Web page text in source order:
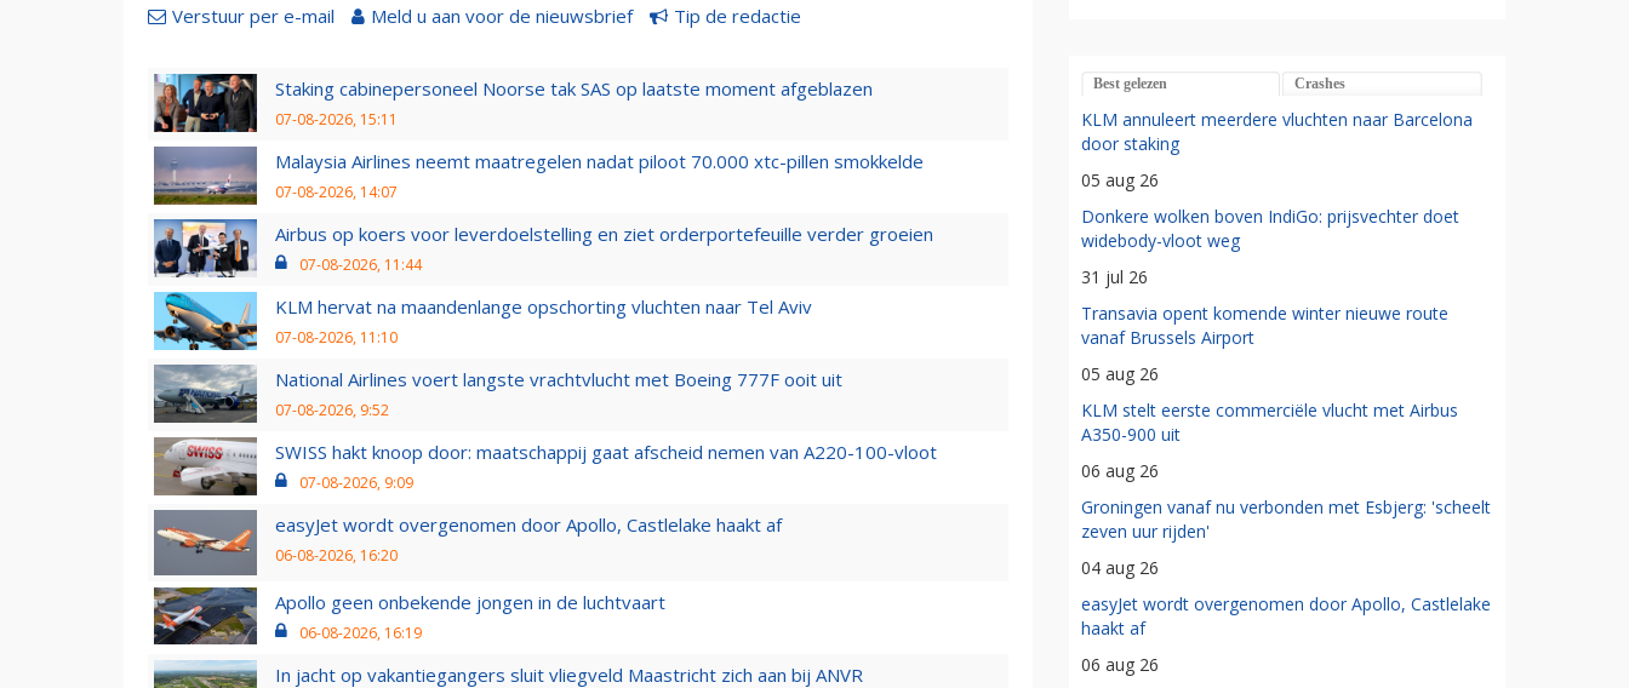
Verstuur per e-mail Meld u aan voor de nieuwsbrief Tip de redactie
Staking cabinepersoneel Noorse tak SAS op laatste moment afgeblazen
07-08-2026, 15:11
Malaysia Airlines neemt maatregelen nadat piloot 70.000 xtc-pillen smokkelde
07-08-2026, 14:07
Airbus op koers voor leverdoelstelling en ziet orderportefeuille verder groeien
07-08-2026, 11:44
KLM hervat na maandenlange opschorting vluchten naar Tel Aviv
07-08-2026, 11:10
National Airlines voert langste vrachtvlucht met Boeing 777F ooit uit
07-08-2026, 9:52
SWISS hakt knoop door: maatschappij gaat afscheid nemen van A220-100-vloot
07-08-2026, 9:09
easyJet wordt overgenomen door Apollo, Castlelake haakt af
06-08-2026, 16:20
Apollo geen onbekende jongen in de luchtvaart
06-08-2026, 16:19
In jacht op vakantiegangers sluit vliegveld Maastricht zich aan bij ANVR
Best gelezen Crashes
KLM annuleert meerdere vluchten naar Barcelona
door staking
05 aug 26
Donkere wolken boven IndiGo: prijsvechter doet
widebody-vloot weg
31 jul 26
Transavia opent komende winter nieuwe route
vanaf Brussels Airport
05 aug 26
KLM stelt eerste commerciële vlucht met Airbus
A350-900 uit
06 aug 26
Groningen vanaf nu verbonden met Esbjerg: 'scheelt
zeven uur rijden'
04 aug 26
easyJet wordt overgenomen door Apollo, Castlelake
haakt af
06 aug 26